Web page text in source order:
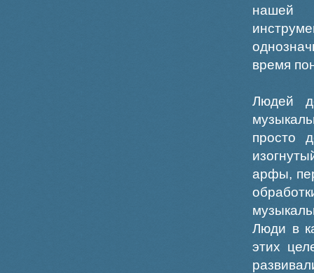
нашей
время
Людей
просто
арфы,
Люди в
этих